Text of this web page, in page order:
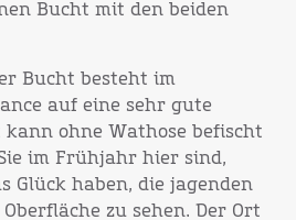
Bucht mit den beiden
Bucht besteht im
auf eine sehr gute
kann ohne Wathose befischt
im Frühjahr hier sind,
Glück haben, die jagenden
zu sehen. Der Ort